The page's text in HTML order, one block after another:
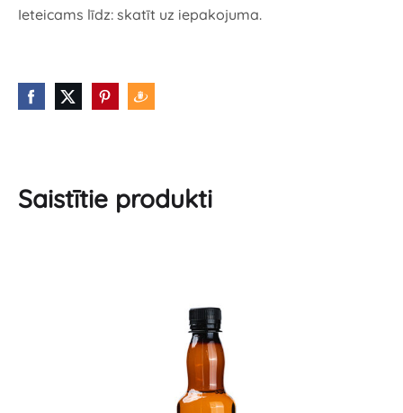
Ieteicams līdz: skatīt uz iepakojuma.
Saistītie produkti